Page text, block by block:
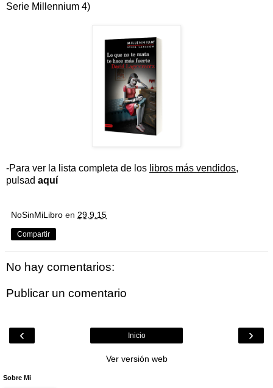
Serie Millennium 4)
-Para ver la lista completa de los libros más vendidos,
pulsad aquí
NoSinMiLibro en 29.9.15
Compartir
No hay comentarios:
Publicar un comentario
‹ ›
Inicio
Ver versión web
Sobre Mi